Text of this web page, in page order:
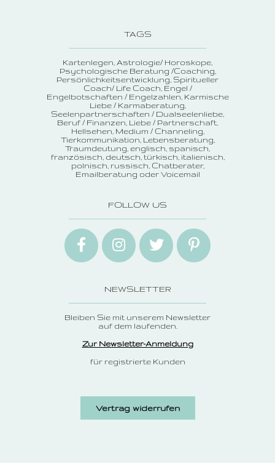
TAGS
Kartenlegen Astrologie/ Horoskope
Psychologische Beratung /Coaching
Persönlichkeitsentwicklung Spiritueller
Coach/ Life Coach Engel /
Engelbotschaften / Engelzahlen Karmische
Liebe / Karmaberatung
Seelenpartnerschaften / Dualseelenliebe
Beruf / Finanzen Liebe / Partnerschaft
Hellsehen Medium / Channeling
Tierkommunikation Lebensberatung
Traumdeutung englisch, spanisch,
französisch, deutsch, türkisch, italienisch,
polnisch, russisch Chatberater
Emailberatung oder Voicemail
FOLLOW US
NEWSLETTER
Bleiben Sie mit unserem Newsletter
auf dem laufenden.
Zur Newsletter-Anmeldung
für registrierte Kunden
Vertrag widerrufen